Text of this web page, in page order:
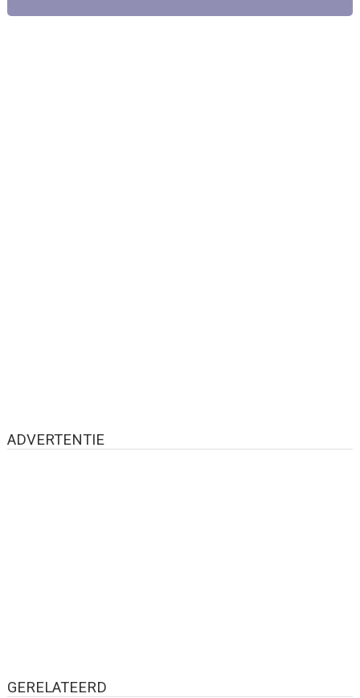
ADVERTENTIE
GERELATEERD